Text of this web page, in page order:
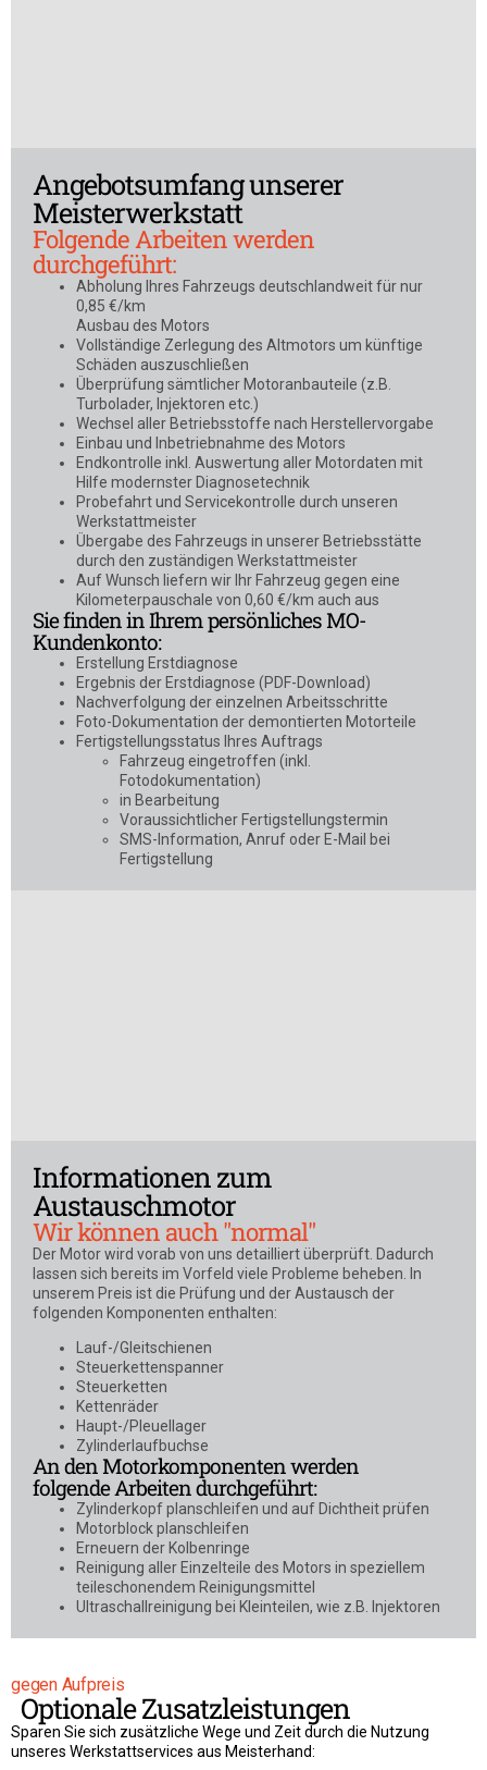
Angebotsumfang unserer
Meisterwerkstatt
Folgende Arbeiten werden
durchgeführt:
Abholung Ihres Fahrzeugs deutschlandweit für nur
0,85 €/km
Ausbau des Motors
Vollständige Zerlegung des Altmotors um künftige
Schäden auszuschließen
Überprüfung sämtlicher Motoranbauteile (z.B.
Turbolader, Injektoren etc.)
Wechsel aller Betriebsstoffe nach Herstellervorgabe
Einbau und Inbetriebnahme des Motors
Endkontrolle inkl. Auswertung aller Motordaten mit
Hilfe modernster Diagnosetechnik
Probefahrt und Servicekontrolle durch unseren
Werkstattmeister
Übergabe des Fahrzeugs in unserer Betriebsstätte
durch den zuständigen Werkstattmeister
Auf Wunsch liefern wir Ihr Fahrzeug gegen eine
Kilometerpauschale von 0,60 €/km auch aus
Sie finden in Ihrem persönliches MO-
Kundenkonto:
Erstellung Erstdiagnose
Ergebnis der Erstdiagnose (PDF-Download)
Nachverfolgung der einzelnen Arbeitsschritte
Foto-Dokumentation der demontierten Motorteile
Fertigstellungsstatus Ihres Auftrags
Fahrzeug eingetroffen (inkl.
Fotodokumentation)
in Bearbeitung
Voraussichtlicher Fertigstellungstermin
SMS-Information, Anruf oder E-Mail bei
Fertigstellung
Informationen zum
Austauschmotor
Wir können auch "normal"
Der Motor wird vorab von uns detailliert überprüft. Dadurch
lassen sich bereits im Vorfeld viele Probleme beheben. In
unserem Preis ist die Prüfung und der Austausch der
folgenden Komponenten enthalten:
Lauf-/Gleitschienen
Steuerkettenspanner
Steuerketten
Kettenräder
Haupt-/Pleuellager
Zylinderlaufbuchse
An den Motorkomponenten werden
folgende Arbeiten durchgeführt:
Zylinderkopf planschleifen und auf Dichtheit prüfen
Motorblock planschleifen
Erneuern der Kolbenringe
Reinigung aller Einzelteile des Motors in speziellem
teileschonendem Reinigungsmittel
Ultraschallreinigung bei Kleinteilen, wie z.B. Injektoren
gegen Aufpreis
Optionale Zusatzleistungen
Sparen Sie sich zusätzliche Wege und Zeit durch die Nutzung
unseres Werkstattservices aus Meisterhand: